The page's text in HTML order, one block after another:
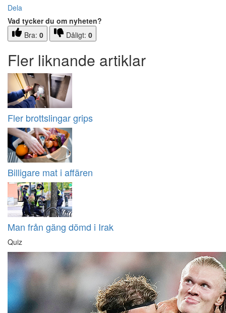
Dela
Vad tycker du om nyheten?
Bra: 0 Dåligt: 0
Fler liknande artiklar
Fler brottslingar grips
Billigare mat i affären
Man från gäng dömd i Irak
Quiz